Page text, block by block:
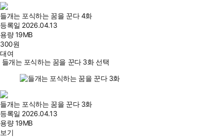
들개는 포식하는 꿈을 꾼다 4화
등록일 2026.04.13
용량19MB
300원
대여
들개는 포식하는 꿈을 꾼다 3화 선택
들개는 포식하는 꿈을 꾼다 3화
등록일 2026.04.13
용량19MB
보기